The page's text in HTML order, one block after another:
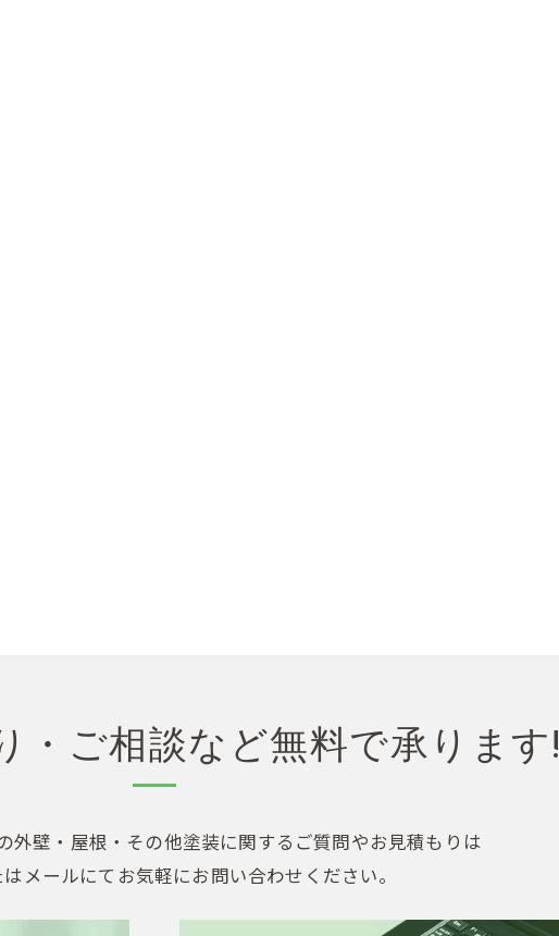
・ご相談など無料で承ります!
外壁・屋根・その他塗装に関するご質問やお見積もりは
メールにてお気軽にお問い合わせください。